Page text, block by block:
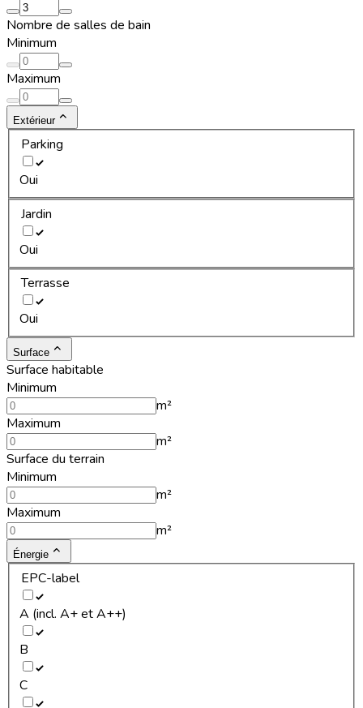
Nombre de salles de bain
Minimum
Maximum
Extérieur
Parking
Oui
Jardin
Oui
Terrasse
Oui
Surface
Surface habitable
Minimum
m²
Maximum
m²
Surface du terrain
Minimum
m²
Maximum
m²
Énergie
EPC-label
A (incl. A+ et A++)
B
C